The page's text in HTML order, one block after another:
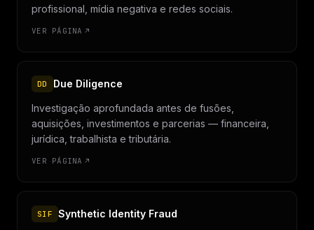
profissional, mídia negativa e redes sociais.
VER PÁGINA
DD Due Diligence
Investigação aprofundada antes de fusões,
aquisições, investimentos e parcerias — financeira,
jurídica, trabalhista e tributária.
VER PÁGINA
SIF Synthetic Identity Fraud